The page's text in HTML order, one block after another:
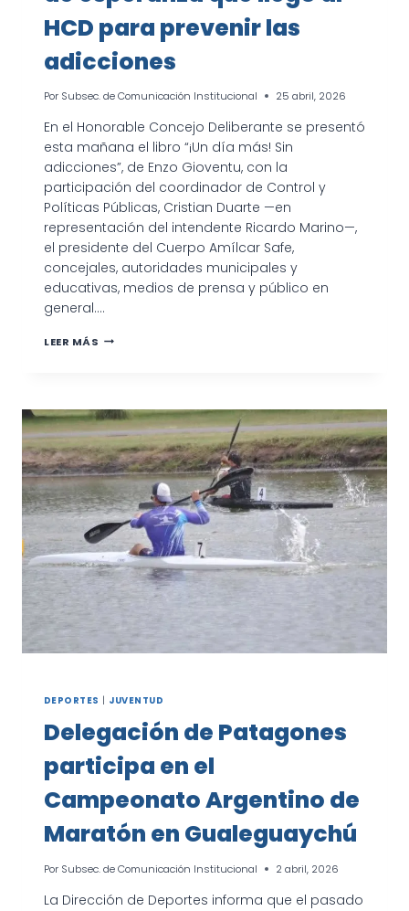
HCD para prevenir las
adicciones
Por Subsec. de Comunicación Institucional 25 abril, 2026
En el Honorable Concejo Deliberante se presentó
esta mañana el libro “¡Un día más! Sin
adicciones”, de Enzo Gioventu, con la
participación del coordinador de Control y
Políticas Públicas, Cristian Duarte —en
representación del intendente Ricardo Marino—,
el presidente del Cuerpo Amílcar Safe,
concejales, autoridades municipales y
educativas, medios de prensa y público en
general….
LEER MÁS “UN
DE
ESPERANZA
QUE
LLEGÓ
AL
HCD
PARA
PREVENIR
LAS
ADICCIONES
DEPORTES | JUVENTUD
Delegación de Patagones
participa en el
Campeonato Argentino de
Maratón en Gualeguaychú
Por Subsec. de Comunicación Institucional 2 abril, 2026
La Dirección de Deportes informa que el pasado